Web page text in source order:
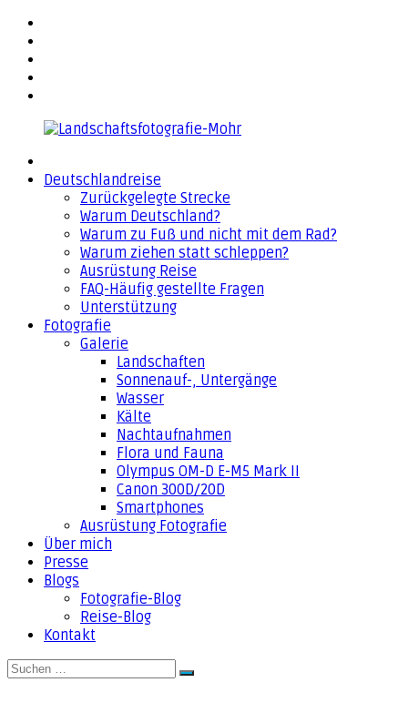
Zurück
zum
Inhalt
Landschaftsfotografie-
Deutschlandreise
Zurückgelegte Strecke
Warum Deutschland?
Warum zu Fuß und nicht mit dem Rad?
Warum ziehen statt schleppen?
Ausrüstung Reise
FAQ-Häufig gestellte Fragen
Unterstützung
Fotografie
Galerie
Landschaften
Sonnenauf-, Untergänge
Wasser
Kälte
Nachtaufnahmen
Flora und Fauna
Olympus OM-D E-M5 Mark II
Canon 300D/20D
Smartphones
Ausrüstung Fotografie
Über mich
Presse
Blogs
Fotografie-Blog
Reise-Blog
Kontakt
Suche
Suchen